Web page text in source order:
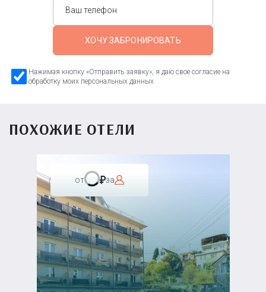
ХОЧУ ЗАБРОНИРОВАТЬ
Нажимая кнопку «Отправить заявку», я даю свое согласие на
обработку моих персональных данных
ПОХОЖИЕ ОТЕЛИ
от за